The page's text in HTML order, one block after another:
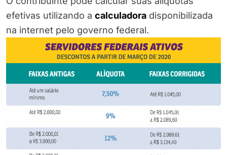
efetivas utilizando a calculadora disponibilizada
na internet pelo governo federal.